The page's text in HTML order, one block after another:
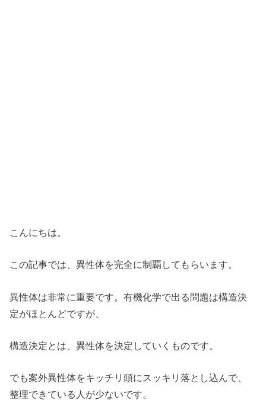
こんにちは。
この記事では、異性体を完全に制覇してもらいます。
異性体は非常に重要です。有機化学で出る問題は構造決
定がほとんどですが、
構造決定とは、異性体を決定していくものです。
でも案外異性体をキッチリ頭にスッキリ落とし込んで、
整理できている人が少ないです。